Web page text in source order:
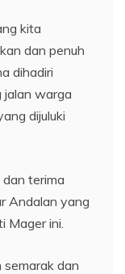
kita
dan penuh
dihadiri
jalan warga
dijuluki
terima
Andalan yang
Mager ini.
semarak dan